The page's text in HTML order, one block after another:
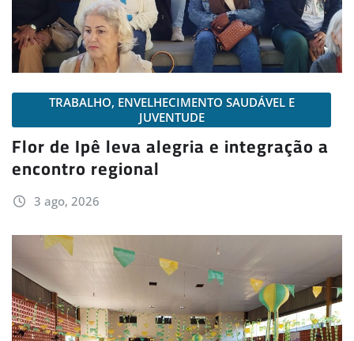
TRABALHO, ENVELHECIMENTO SAUDÁVEL E
JUVENTUDE
Flor de Ipê leva alegria e integração a
encontro regional
3 ago, 2026